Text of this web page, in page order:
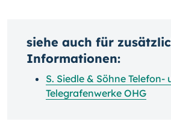
siehe auch für
Informationen:
S. Siedle & Söhne Telefon-
Telegrafenwerke OHG